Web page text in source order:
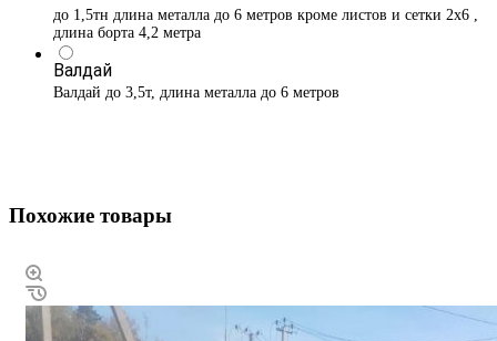
до 1,5тн длина металла до 6 метров кроме листов и сетки 2х6 ,
длина борта 4,2 метра
Валдай
Валдай до 3,5т, длина металла до 6 метров
Похожие товары